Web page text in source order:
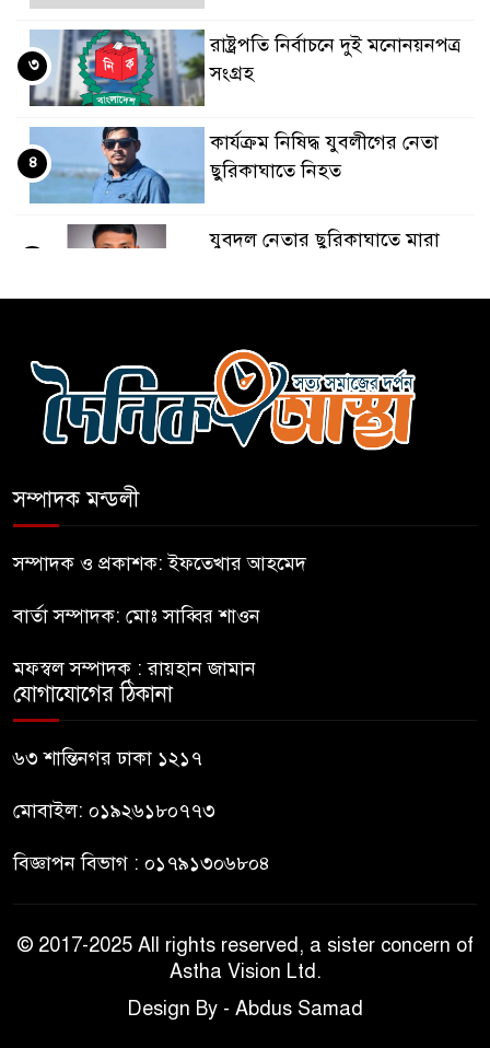
রাষ্ট্রপতি নির্বাচনে দুই মনোনয়নপত্র
সংগ্রহ
৩
কার্যক্রম নিষিদ্ধ যুবলীগের নেতা
ছুরিকাঘাতে নিহত
৪
যুবদল নেতার ছুরিকাঘাতে মারা
৬
কথা দিয়েও আসেনি শিবির;
বলাকা লাউঞ্জে আগুন
নীলফামারীতে ৫ দিনেও ফিরেনি
কিশোর
সম্পাদক মন্ডলী
সম্পাদক ও প্রকাশক: ইফতেখার আহমেদ
বার্তা সম্পাদক: মোঃ সাব্বির শাওন
মফস্বল সম্পাদক : রায়হান জামান
যোগাযোগের ঠিকানা
৬৩ শান্তিনগর ঢাকা ১২১৭
মোবাইল: ০১৯২৬১৮০৭৭৩
বিজ্ঞাপন বিভাগ : ০১৭৯১৩০৬৮০৪
© 2017-2025 All rights reserved, a sister concern of
Astha Vision Ltd.
Design By - Abdus Samad